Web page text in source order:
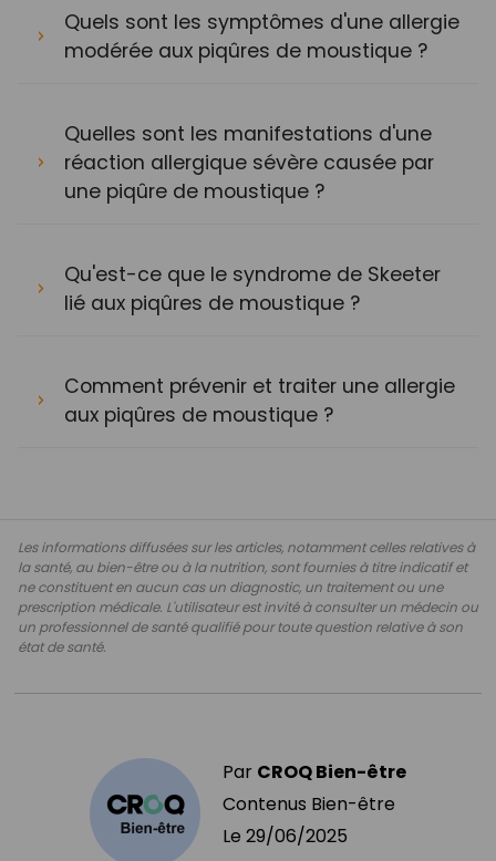
Quels sont les symptômes d'une allergie
modérée aux piqûres de moustique ?
Quelles sont les manifestations d'une
réaction allergique sévère causée par
une piqûre de moustique ?
Qu'est-ce que le syndrome de Skeeter
lié aux piqûres de moustique ?
Comment prévenir et traiter une allergie
aux piqûres de moustique ?
Les informations diffusées sur les articles, notamment celles relatives à
la santé, au bien-être ou à la nutrition, sont fournies à titre indicatif et
ne constituent en aucun cas un diagnostic, un traitement ou une
prescription médicale. L'utilisateur est invité à consulter un médecin ou
un professionnel de santé qualifié pour toute question relative à son
état de santé.
Par CROQ Bien-être
Contenus Bien-être
Le 29/06/2025